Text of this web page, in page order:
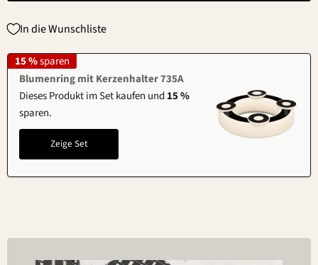
In die Wunschliste
Blumenring mit Kerzenhalter 735A
Dieses Produkt im Set kaufen und 15 %
sparen.
Zeige Set
15 %sparen